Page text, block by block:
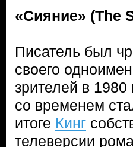
«Сияние» (The
Писатель был
своего
зрителей в 1980
со временем
итоге Кинг
телеверсии